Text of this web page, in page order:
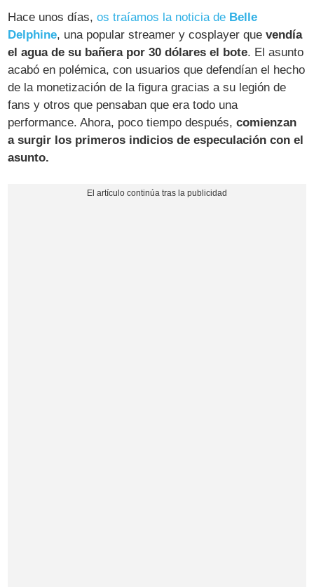
Hace unos días,os traíamos la noticia de Belle
Delphine, una popular streamer y cosplayer quevendía
el agua de su bañera por 30 dólares el bote. El asunto
acabó en polémica, con usuarios que defendían el hecho
de la monetización de la figura gracias a su legión de
fans y otros que pensaban que era todo una
performance. Ahora, poco tiempo después,comienzan
a surgir los primeros indicios de especulación con el
asunto.